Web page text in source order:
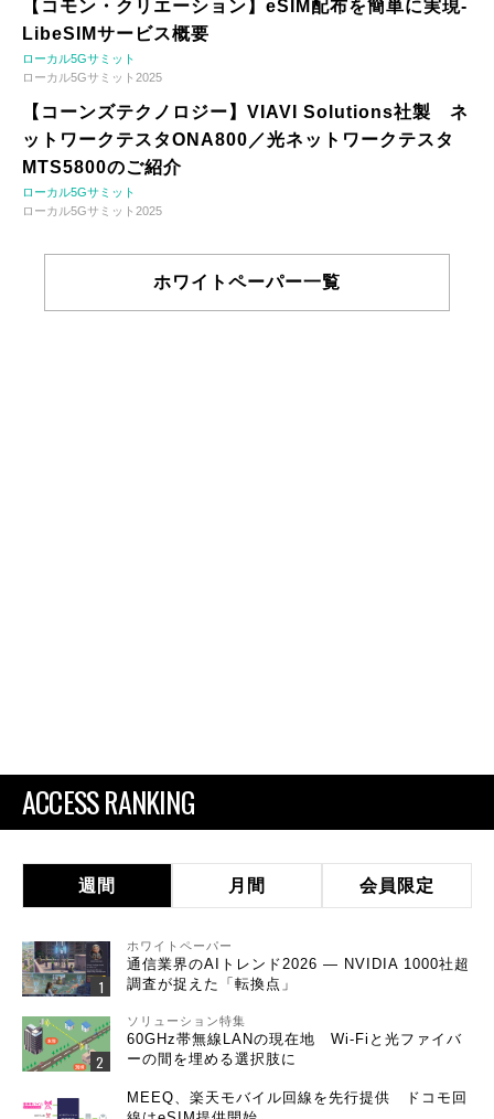
【コモン・クリエーション】eSIM配布を簡単に実現-
LibeSIMサービス概要
ローカル5Gサミット
ローカル5Gサミット2025
【コーンズテクノロジー】VIAVI Solutions社製 ネ
ットワークテスタONA800／光ネットワークテスタ
MTS5800のご紹介
ローカル5Gサミット
ローカル5Gサミット2025
ホワイトペーパー一覧
ACCESS RANKING
週間 月間 会員限定
ホワイトペーパー
通信業界のAIトレンド2026 ― NVIDIA 1000社超
調査が捉えた「転換点」
ソリューション特集
60GHz帯無線LANの現在地 Wi-Fiと光ファイバ
ーの間を埋める選択肢に
MEEQ、楽天モバイル回線を先行提供 ドコモ回